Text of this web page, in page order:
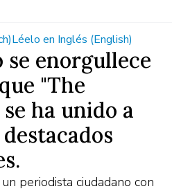
Léelo en Inglés (English)
enorgullece
"The
ha unido a
periodista ciudadano con